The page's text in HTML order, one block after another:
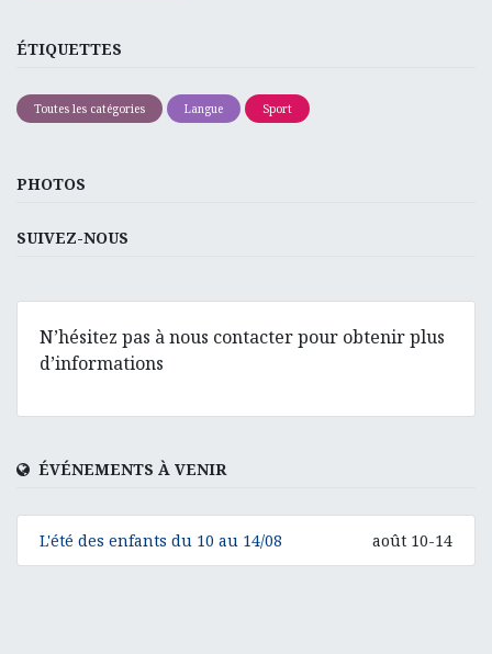
ÉTIQUETTES
Toutes les catégories Langue Sport
PHOTOS
SUIVEZ-NOUS
N’hésitez pas à nous contacter pour obtenir plus
d’informations
ÉVÉNEMENTS À VENIR
L'été des enfants du 10 au 14/08 août 10-14